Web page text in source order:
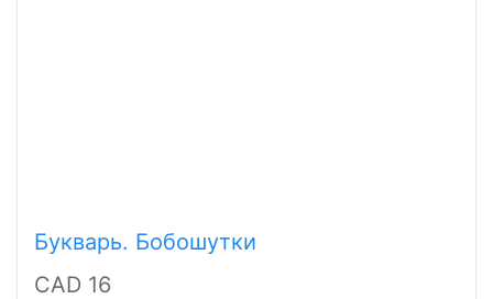
Букварь. Бобошутки
CAD 16